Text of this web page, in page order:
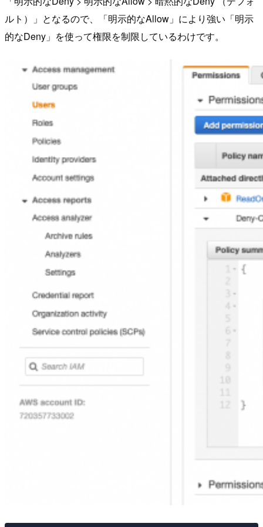
ルト）」となるので、「明示的なAllow」により強い「明示
的なDeny」を使って権限を制限しているわけです。